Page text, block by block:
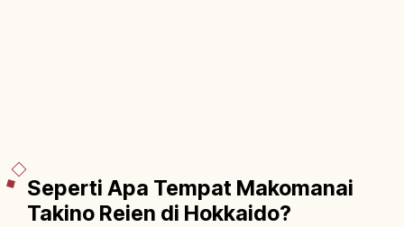
Seperti Apa Tempat Makomanai
Takino Reien di Hokkaido?